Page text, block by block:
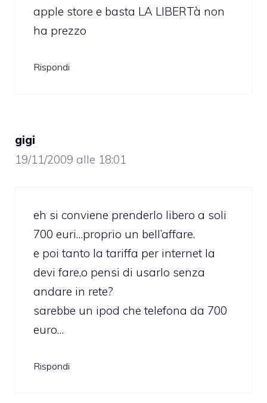
apple store e basta LA LIBERTà non
ha prezzo
Rispondi
gigi
19/11/2009 alle 18:01
eh si conviene prenderlo libero a soli
700 euri…proprio un bell’affare.
e poi tanto la tariffa per internet la
devi fare,o pensi di usarlo senza
andare in rete?
sarebbe un ipod che telefona da 700
euro…
Rispondi